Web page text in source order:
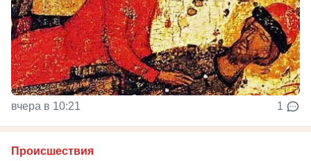
вчера в 10:21 1
Происшествия